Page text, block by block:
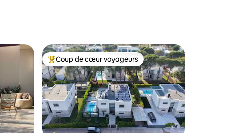
Coups de cœur voyageurs les plus appréciés
Coup de cœur voyageurs